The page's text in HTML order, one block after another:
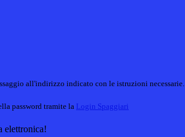
all'indirizzo indicato con le istruzioni necessarie.
password tramite la Login Spaggiari
elettronica!